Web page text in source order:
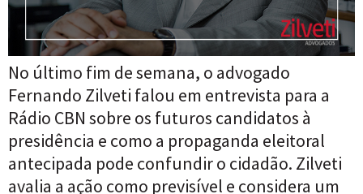
No último fim de semana, o advogado
Fernando Zilveti falou em entrevista para a
Rádio CBN sobre os futuros candidatos à
presidência e como a propaganda eleitoral
antecipada pode confundir o cidadão. Zilveti
avalia a ação como previsível e considera um